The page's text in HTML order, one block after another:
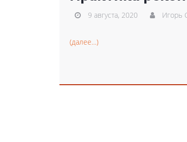
9 августа, 2020 Игорь
(далее…)